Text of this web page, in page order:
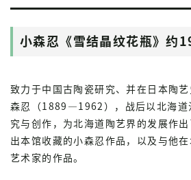
小森忍《雪结晶纹花瓶》约
致力于中国古陶瓷研究、并在日本陶
森忍（1889—1962），战后以北海道
究与创作，为北海道陶艺界的发展作
出本馆收藏的小森忍作品，以及与他
艺术家的作品。